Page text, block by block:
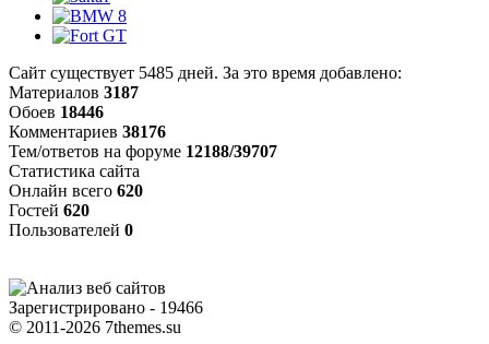
Сайт существует 5485 дней. За это время добавлено:
Материалов 3187
Обоев 18446
Комментариев 38176
Тем/ответов на форуме 12188/39707
Статистика сайта
Онлайн всего 620
Гостей 620
Пользователей 0
Зарегистрировано - 19466
© 2011-2026 7themes.su